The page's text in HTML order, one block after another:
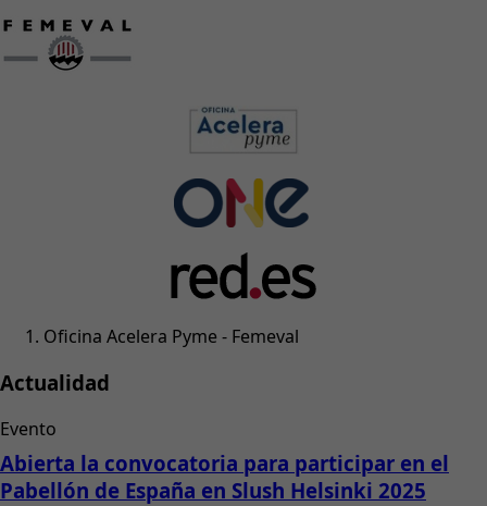
Oficina Acelera Pyme - Femeval
Actualidad
Evento
Abierta la convocatoria para participar en el
Pabellón de España en Slush Helsinki 2025